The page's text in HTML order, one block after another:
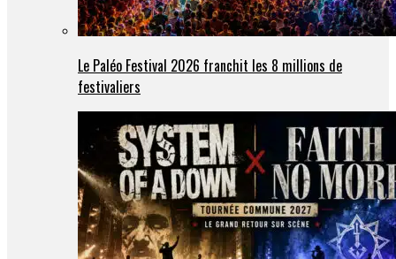
Le Paléo Festival 2026 franchit les 8 millions de
festivaliers